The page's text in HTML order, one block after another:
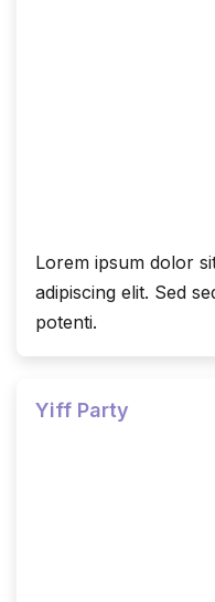
Lorem ipsum dolor
adipiscing elit. Sed
potenti.
Yiff Party